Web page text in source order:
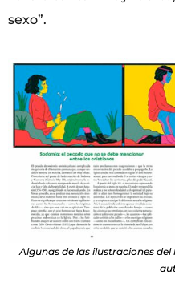
sexo”.
Algunas de las ilustraciones del